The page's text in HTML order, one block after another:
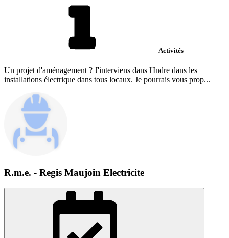
Activités
Un projet d'aménagement ? J'interviens dans l'Indre dans les
installations électrique dans tous locaux. Je pourrais vous prop...
R.m.e. - Regis Maujoin Electricite